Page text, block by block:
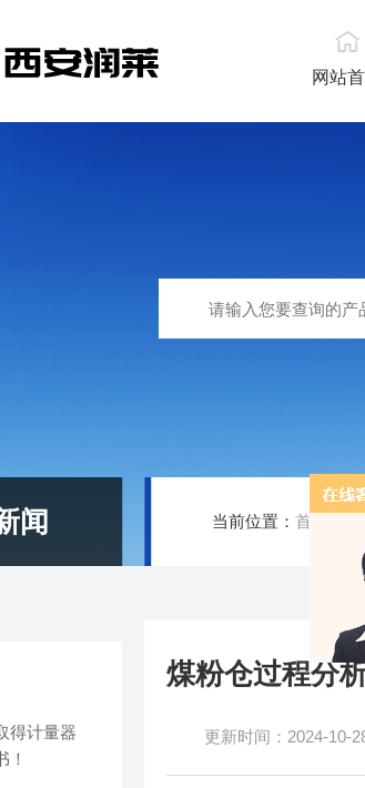
网站
闻 当前位置：首页
煤粉仓过程分
更新时间：2024-10-
得计量器
！